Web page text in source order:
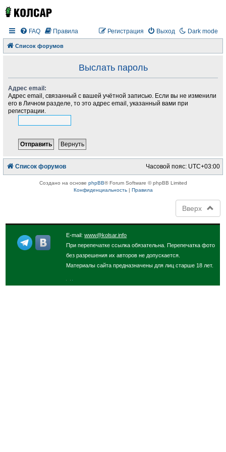
Dark mode
FAQ Правила Выход
Регистрация
Список форумов
Выслать пароль
Адрес email:
Адрес email, связанный с вашей учётной записью. Если вы не изменили
его в Личном разделе, то это адрес email, указанный вами при
регистрации.
Список форумов Часовой пояс: UTC+03:00
Создано на основе phpBB® Forum Software © phpBB Limited
Конфиденциальность| Правила
Вверх
E-mail:www@kolsar.info
При перепечатке ссылка обязательна. Перепечатка фото
без разрешения их авторов не допускается.
Материалы сайта предназначены для лиц старше 18 лет.